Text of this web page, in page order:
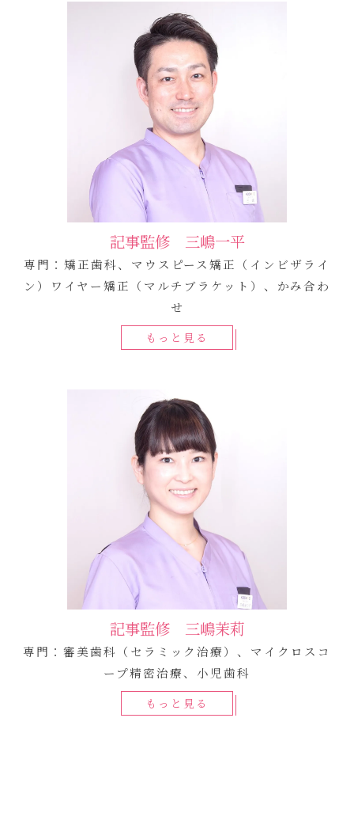
記事監修 三嶋一平
専門：矯正歯科、マウスピース矯正（インビザライ
ン）ワイヤー矯正（マルチブラケット）、かみ合わ
せ
もっと見る
記事監修 三嶋茉莉
専門：審美歯科（セラミック治療）、マイクロスコ
ープ精密治療、小児歯科
もっと見る